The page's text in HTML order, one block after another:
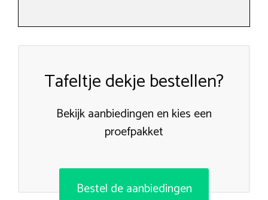
Tafeltje dekje bestellen?
Bekijk aanbiedingen en kies een
proefpakket
Bestel de aanbiedingen